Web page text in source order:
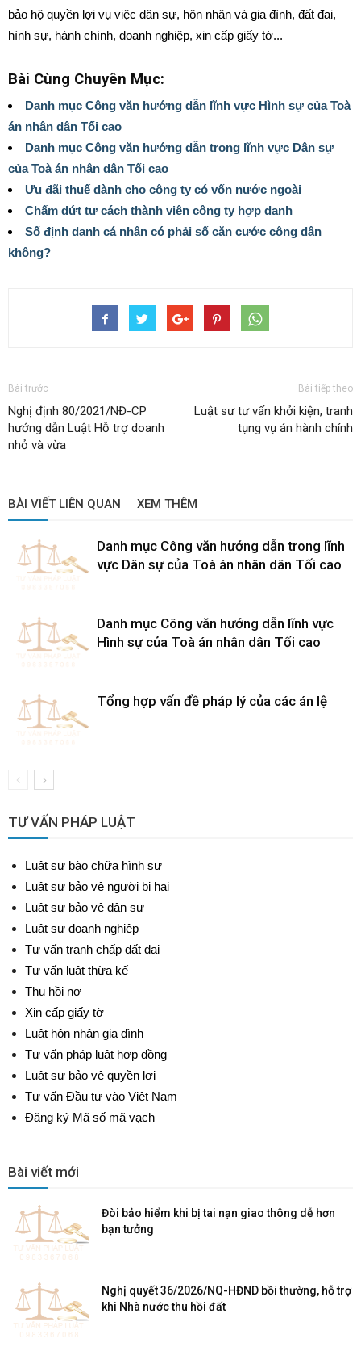
bảo hộ quyền lợi vụ việc dân sự, hôn nhân và gia đình, đất đai,
hình sự, hành chính, doanh nghiệp, xin cấp giấy tờ...
Bài Cùng Chuyên Mục:
Danh mục Công văn hướng dẫn lĩnh vực Hình sự của Toà
án nhân dân Tối cao
Danh mục Công văn hướng dẫn trong lĩnh vực Dân sự
của Toà án nhân dân Tối cao
Ưu đãi thuế dành cho công ty có vốn nước ngoài
Chấm dứt tư cách thành viên công ty hợp danh
Số định danh cá nhân có phải số căn cước công dân
không?
Bài trước
Nghị định 80/2021/NĐ-CP
hướng dẫn Luật Hỗ trợ doanh
nhỏ và vừa
Bài tiếp theo
Luật sư tư vấn khởi kiện, tranh
tụng vụ án hành chính
BÀI VIẾT LIÊN QUAN XEM THÊM
Danh mục Công văn hướng dẫn trong lĩnh
vực Dân sự của Toà án nhân dân Tối cao
Danh mục Công văn hướng dẫn lĩnh vực
Hình sự của Toà án nhân dân Tối cao
Tổng hợp vấn đề pháp lý của các án lệ
TƯ VẤN PHÁP LUẬT
Luật sư bào chữa hình sự
Luật sư bảo vệ người bị hại
Luật sư bảo vệ dân sự
Luật sư doanh nghiệp
Tư vấn tranh chấp đất đai
Tư vấn luật thừa kế
Thu hồi nợ
Xin cấp giấy tờ
Luật hôn nhân gia đình
Tư vấn pháp luật hợp đồng
Luật sư bảo vệ quyền lợi
Tư vấn Đầu tư vào Việt Nam
Đăng ký Mã số mã vạch
Bài viết mới
Đòi bảo hiểm khi bị tai nạn giao thông dễ hơn
bạn tưởng
Nghị quyết 36/2026/NQ-HĐND bồi thường, hỗ trợ
khi Nhà nước thu hồi đất